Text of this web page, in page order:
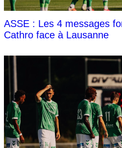
ASSE : Les 4 messages
Cathro face à Lausanne